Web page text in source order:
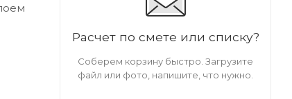
Расчет по смете или списку?
Соберем корзину быстро. Загрузите
файл или фото, напишите, что нужно.